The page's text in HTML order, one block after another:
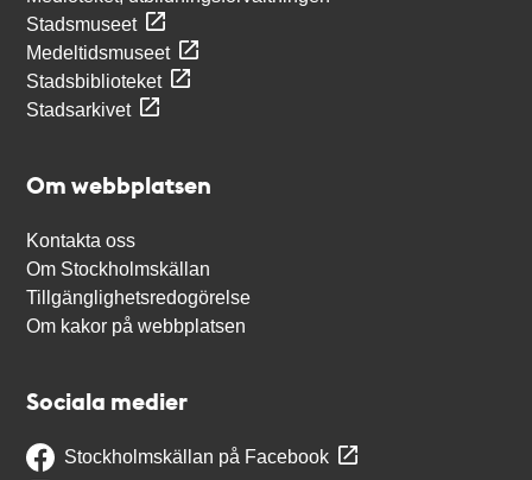
Stadsmuseet
Medeltidsmuseet
Stadsbiblioteket
Stadsarkivet
Om webbplatsen
Kontakta oss
Om Stockholmskällan
Tillgänglighetsredogörelse
Om kakor på webbplatsen
Sociala medier
Stockholmskällan på Facebook